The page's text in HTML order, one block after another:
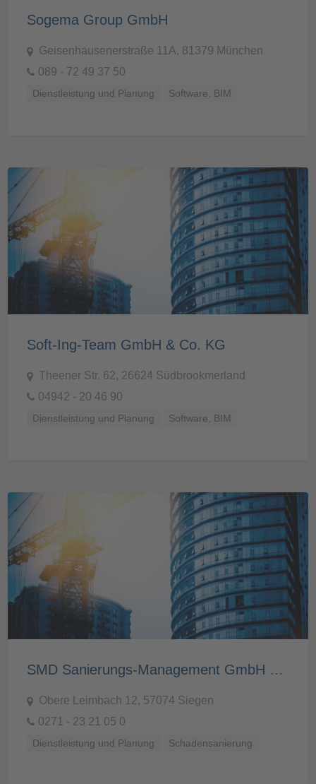
Sogema Group GmbH
Geisenhausenerstraße 11A, 81379 München
089 - 72 49 37 50
Dienstleistung und Planung Software, BIM
Soft-Ing-Team GmbH & Co. KG
Theener Str. 62, 26624 Südbrookmerland
04942 - 20 46 90
Dienstleistung und Planung Software, BIM
SMD Sanierungs-Management GmbH & Co. KG
Obere Leimbach 12, 57074 Siegen
0271 - 23 21 05 0
Dienstleistung und Planung Schadensanierung